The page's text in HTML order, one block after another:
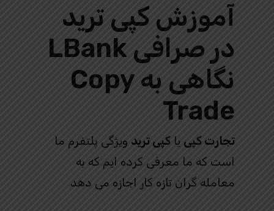
آموزش کپی ترید
در صرافی LBank
نگاهی به Copy
Trade
تجارت کپی یا کپی ترید ویژگی پلتفرم ما
است که ما معرفی کرده ایم که به
معامله گران تازه کار اجازه می دهد